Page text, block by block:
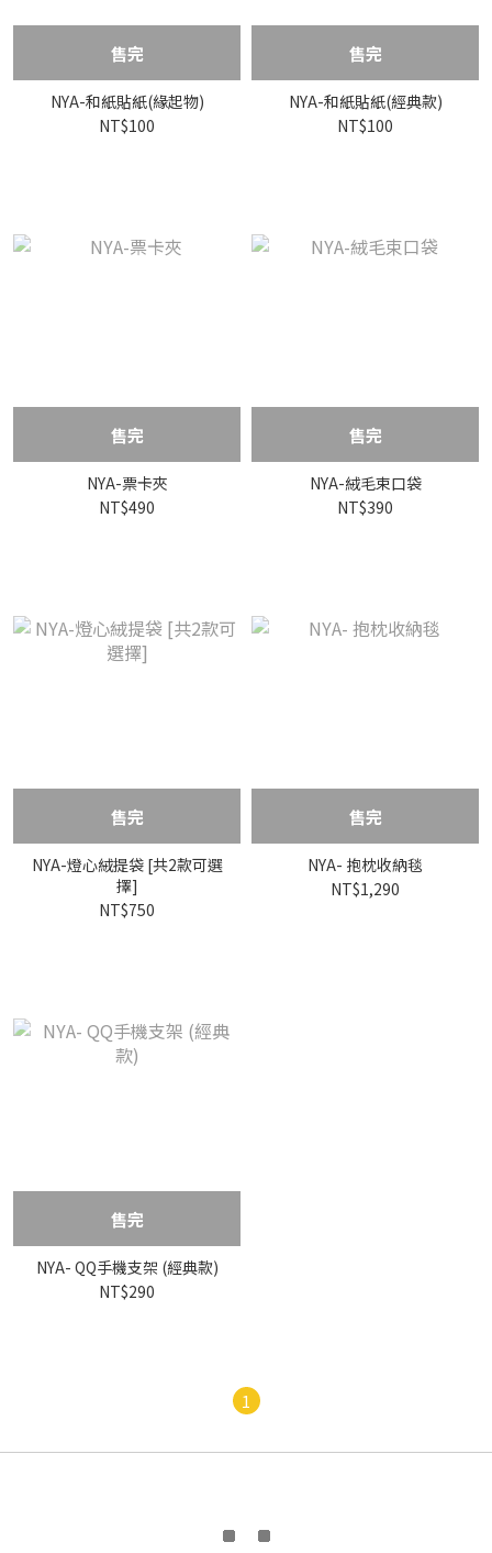
售完
NYA-和紙貼紙(緣起物)
NT$100
售完
NYA-和紙貼紙(經典款)
NT$100
售完
NYA-票卡夾
NT$490
售完
NYA-絨毛束口袋
NT$390
售完
NYA-燈心絨提袋 [共2款可選
擇]
NT$750
售完
NYA- 抱枕收納毯
NT$1,290
售完
NYA- QQ手機支架 (經典款)
NT$290
1